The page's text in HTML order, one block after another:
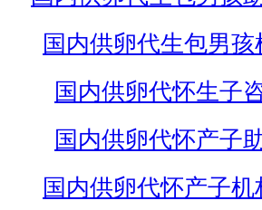
国内供卵代生包男孩
国内供卵代怀生子
国内供卵代怀产子
国内供卵代怀产子机